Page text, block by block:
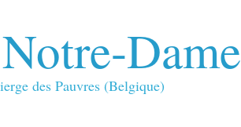
Dame
des Pauvres (Belgique)